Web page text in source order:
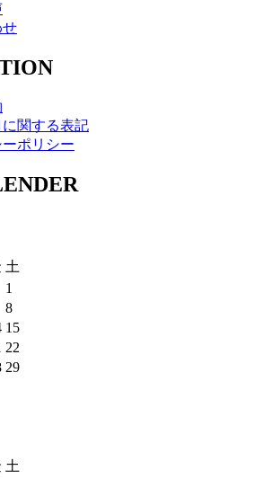
せ
関する表記
ポリシー
土
1
8
15
22
29
土